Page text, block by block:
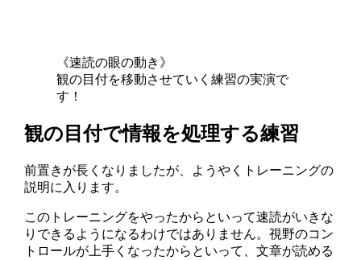
《速読の眼の動き》
観の目付を移動させていく練習の実演で
す！
観の目付で情報を処理する練習
前置きが長くなりましたが、ようやくトレーニングの
説明に入ります。
このトレーニングをやったからといって速読がいきな
りできるようになるわけではありません。視野のコン
トロールが上手くなったからといって、文章が読める